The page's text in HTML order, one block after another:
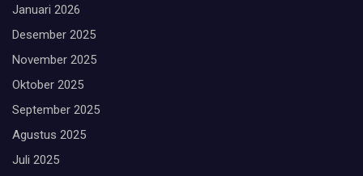
Januari 2026
Desember 2025
November 2025
Oktober 2025
September 2025
Agustus 2025
Juli 2025